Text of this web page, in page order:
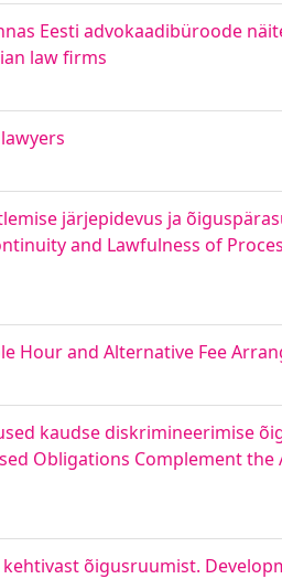
Eesti advokaadibüroode
law firms
järjepidevus ja
and Lawfulness of
and Alternative Fee
kaudse diskrimineerimise
Obligations Complement
õigusruumist.